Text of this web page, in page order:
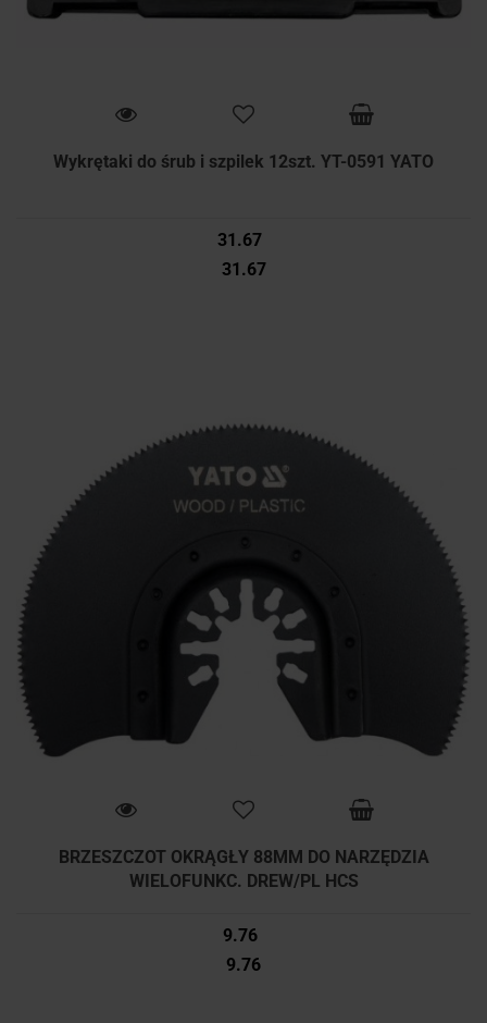
Wykrętaki do śrub i szpilek 12szt. YT-0591 YATO
31.67
31.67
BRZESZCZOT OKRĄGŁY 88MM DO NARZĘDZIA
WIELOFUNKC. DREW/PL HCS
9.76
9.76